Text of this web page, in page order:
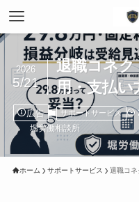
退職コネク
用・支払い
2026
5/21
広告 サポートサービス
堀労働相談所
ホーム サポートサービス 退職コ